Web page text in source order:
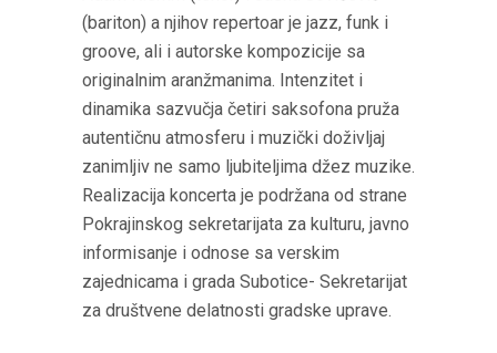
(bariton) a njihov repertoar je jazz, funk i
groove, ali i autorske kompozicije sa
originalnim aranžmanima. Intenzitet i
dinamika sazvučja četiri saksofona pruža
autentičnu atmosferu i muzički doživljaj
zanimljiv ne samo ljubiteljima džez muzike.
Realizacija koncerta je podržana od strane
Pokrajinskog sekretarijata za kulturu, javno
informisanje i odnose sa verskim
zajednicama i grada Subotice- Sekretarijat
za društvene delatnosti gradske uprave.